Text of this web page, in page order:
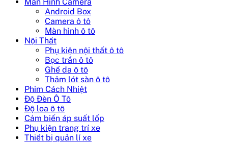
Android Box
Camera ô tô
Màn hình ô tô
Nội Thất
Phụ kiện nội thất ô tô
Bọc trần ô tô
Ghế da ô tô
Thảm lót sàn ô tô
Phim Cách Nhiệt
Độ Đèn Ô Tô
Độ loa ô tô
Cảm biến áp suất lốp
Phụ kiện trang trí xe
Thiết bị quản lí xe